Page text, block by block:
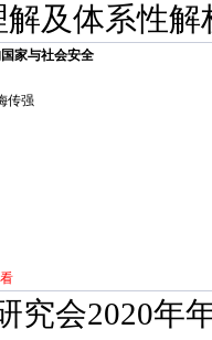
及体系性解
家与社会安全
传强
究会2020年